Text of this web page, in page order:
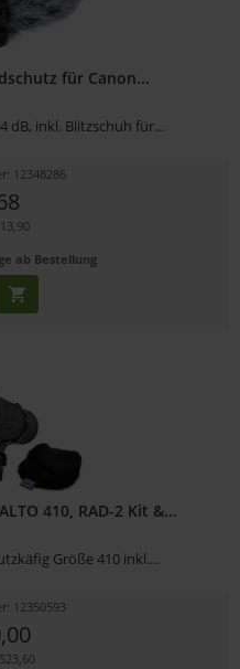
für Canon...
dB, inkl. Blitzschuh für...
12348286
ab Bestellung
410, RAD-2 Kit &...
Größe 410 inkl....
12350593